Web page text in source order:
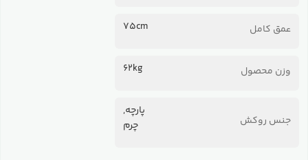
عمق کامل 75cm
وزن محصول 62kg
جنس روکش
پارچه,
چرم